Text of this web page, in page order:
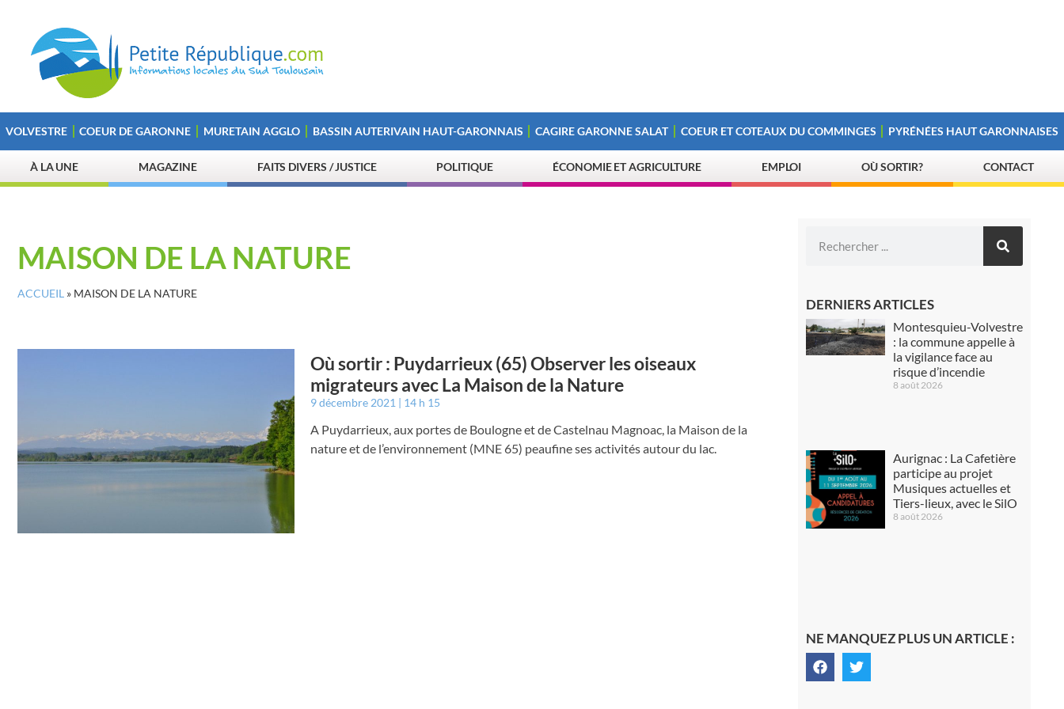
VOLVESTRE COEUR DE GARONNE MURETAIN AGGLO BASSIN AUTERIVAIN HAUT-GARONNAIS CAGIRE GARONNE SALAT COEUR ET COTEAUX DU COMMINGES PYRÉNÉES HAUT GARONNAISES
À LA UNE MAGAZINE FAITS DIVERS / JUSTICE POLITIQUE ÉCONOMIE ET AGRICULTURE EMPLOI OÙ SORTIR? CONTACT
MAISON DE LA NATURE
ACCUEIL » MAISON DE LA NATURE
Où sortir : Puydarrieux (65) Observer les oiseaux
migrateurs avec La Maison de la Nature
9 décembre 2021 14 h 15
A Puydarrieux, aux portes de Boulogne et de Castelnau Magnoac, la Maison de la
nature et de l’environnement (MNE 65) peaufine ses activités autour du lac.
DERNIERS ARTICLES
Montesquieu-Volvestre
: la commune appelle à
la vigilance face au
risque d’incendie
8 août 2026
Aurignac : La Cafetière
participe au projet
Musiques actuelles et
Tiers-lieux, avec le SilO
8 août 2026
NE MANQUEZ PLUS UN ARTICLE :